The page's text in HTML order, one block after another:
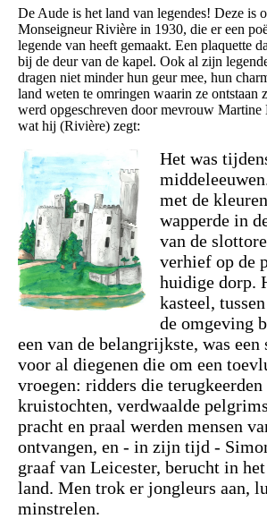
De Aude is het land van legendes! Deze is
Monseigneur Rivière in 1930, die er een
legende van heeft gemaakt. Een plaquette
bij de deur van de kapel. Ook al zijn
dragen niet minder hun geur mee, hun
land weten te omringen waarin ze ontstaan
werd opgeschreven door mevrouw
wat hij (Rivière) zegt:
Het was
met de
wapperde in
van de
verhief op de
huidige dorp.
kasteel,
de omgeving
een van de belangrijkste, was een
voor al diegenen die om een
vroegen: ridders die terugkeerden
kruistochten, verdwaalde
pracht en praal werden mensen
ontvangen, en - in zijn tijd -
graaf van Leicester, berucht in
land. Men trok er jongleurs aan,
minstrelen.